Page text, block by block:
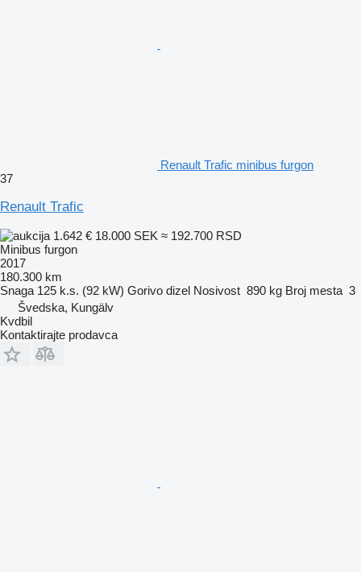
Renault Trafic minibus furgon
37
Renault Trafic
1.642 € 18.000 SEK ≈ 192.700 RSD
Minibus furgon
2017
180.300 km
Snaga 125 k.s. (92 kW) Gorivo dizel Nosivost 890 kg Broj mesta 3
Švedska, Kungälv
Kvdbil
Kontaktirajte prodavca